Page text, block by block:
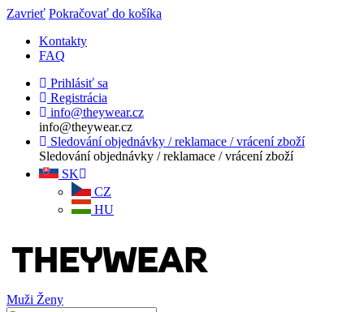
Zavrieť Pokračovať do košíka
Kontakty
FAQ
Prihlásiť sa
Registrácia
info@theywear.cz
info@theywear.cz
Sledování objednávky / reklamace / vrácení zboží
Sledování objednávky / reklamace / vrácení zboží
SK
CZ
HU
Muži Ženy